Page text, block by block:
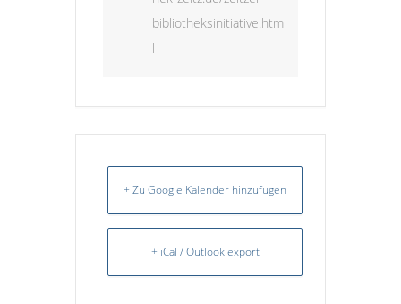
bibliotheksinitiative.htm
l
+ Zu Google Kalender hinzufügen
+ iCal / Outlook export